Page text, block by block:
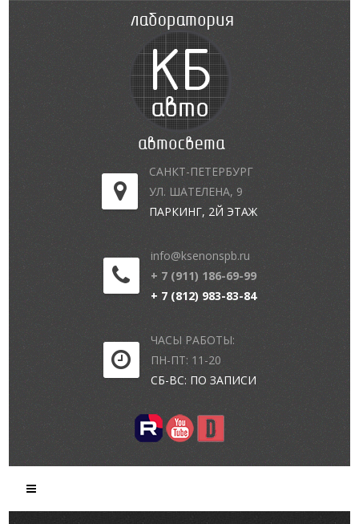
САНКТ-ПЕТЕРБУРГ
УЛ. ШАТЕЛЕНА, 9
ПАРКИНГ, 2Й ЭТАЖ
info@ksenonspb.ru
+ 7 (911) 186-69-99
+ 7 (812) 983-83-84
ЧАСЫ РАБОТЫ:
ПН-ПТ: 11-20
СБ-ВС: ПО ЗАПИСИ